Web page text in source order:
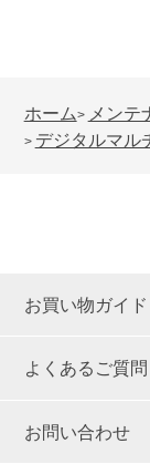
ホーム> メンテ
> デジタルマル
お買い物ガイド
よくあるご質問
お問い合わせ